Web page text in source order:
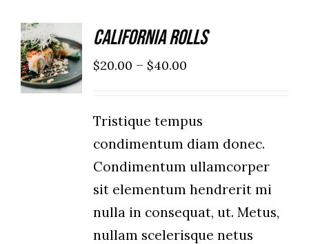
SELECT
OPTIONS
/
DETAILS
California Rolls
$20.00 – $40.00
Tristique tempus
condimentum diam donec.
Condimentum ullamcorper
sit elementum hendrerit mi
nulla in consequat, ut. Metus,
nullam scelerisque netus